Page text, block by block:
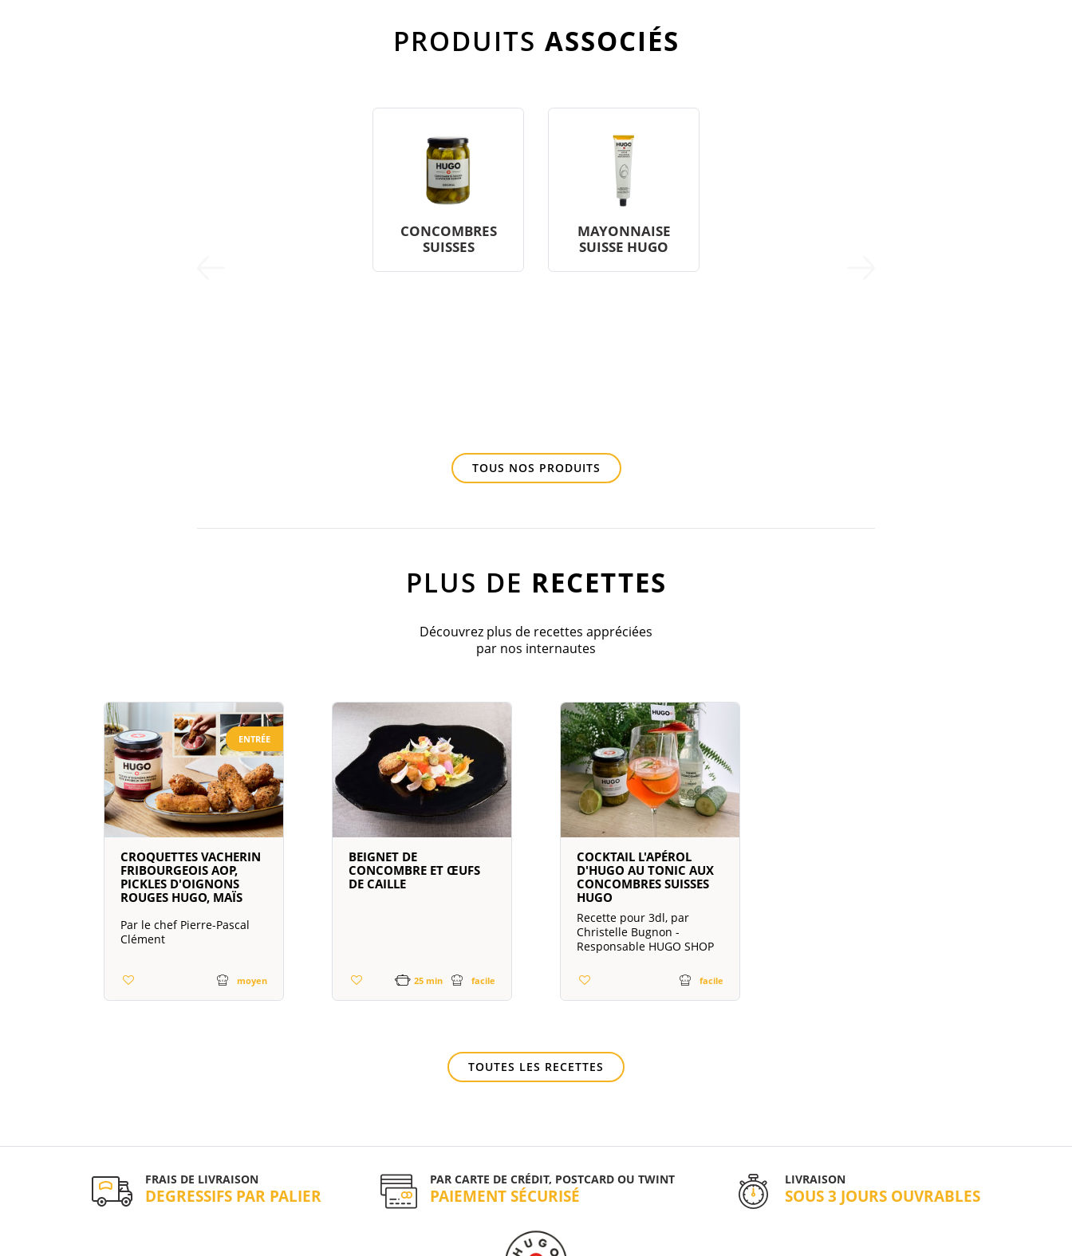
PRODUITS ASSOCIÉS
CONCOMBRES
SUISSES
MAYONNAISE
SUISSE HUGO
TOUS NOS PRODUITS
PLUS DE RECETTES
Découvrez plus de recettes appréciées
par nos internautes
ENTRÉE
CROQUETTES VACHERIN
FRIBOURGEOIS AOP,
PICKLES D'OIGNONS
ROUGES HUGO, MAÏS
Par le chef Pierre-Pascal
Clément
moyen
BEIGNET DE
CONCOMBRE ET ŒUFS
DE CAILLE
25 min facile
COCKTAIL L'APÉROL
D'HUGO AU TONIC AUX
CONCOMBRES SUISSES
HUGO
Recette pour 3dl, par
Christelle Bugnon -
Responsable HUGO SHOP
facile
TOUTES LES RECETTES
FRAIS DE LIVRAISON
DEGRESSIFS PAR PALIER
PAR CARTE DE CRÉDIT, POSTCARD OU TWINT
PAIEMENT SÉCURISÉ
LIVRAISON
SOUS 3 JOURS OUVRABLES